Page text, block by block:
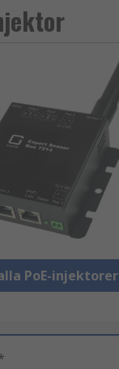
PoE-injektorer